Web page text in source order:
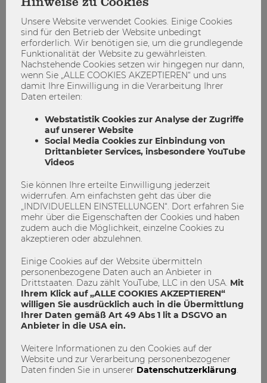
akademische und soziale Erfahrungen
verschmelzen
International Short Programs
International Summer University
ISU WU
WU International Office
STUDIEREN
"Die Gebäude werden geradezu vor
Ideen und Potenzial sprühen, wenn wir
Unsere Website verwendet Cookies. Einige Cookies
sind für den Betrieb der Website unbedingt
erforderlich. Wir benötigen sie, um die grundlegende
Funktionalität der Website zu gewährleisten.
Nachstehende Cookies setzen wir hingegen nur dann,
wenn Sie „ALLE COOKIES AKZEPTIEREN“ und uns
damit Ihre Einwilligung in die Verarbeitung Ihrer
Daten erteilen:
Webstatistik Cookies zur Analyse der Zugriffe
auf unserer Website
Social Media Cookies zur Einbindung von
Drittanbieter Services, insbesondere YouTube
Videos
Sie können Ihre erteilte Einwilligung jederzeit
widerrufen. Am einfachsten geht das über die
„INDIVIDUELLEN EINSTELLUNGEN“. Dort erfahren Sie
mehr über die Eigenschaften der Cookies und haben
zudem auch die Möglichkeit, einzelne Cookies zu
akzeptieren oder abzulehnen.
Einige Cookies auf der Website übermitteln
personenbezogene Daten auch an Anbieter in
Drittstaaten. Dazu zählt YouTube, LLC in den USA. Mit
Ihrem Klick auf „ALLE COOKIES AKZEPTIEREN“
willigen Sie ausdrücklich auch in die Übermittlung
Ihrer Daten gemäß Art 49 Abs 1 lit a DSGVO an
Anbieter in die USA ein.
Weitere Informationen zu den Cookies auf der
Website und zur Verarbeitung personenbezogener
Daten finden Sie in unserer Datenschutzerklärung